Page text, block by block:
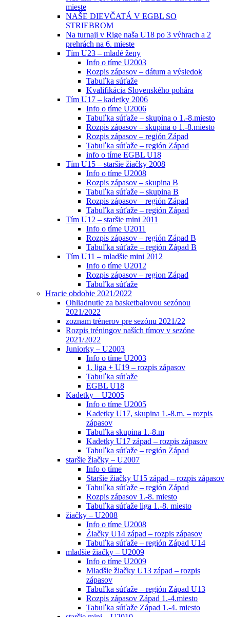
mieste
NAŠE DIEVČATÁ V EGBL SO
STRIEBROM
Na turnaji v Rige naša U18 po 3 výhrach a 2
prehrách na 6. mieste
Tím U23 – mladé ženy
Info o tíme U2003
Rozpis zápasov – dátum a výsledok
Tabuľka súťaže
Kvalifikácia Slovenského pohára
Tím U17 – kadetky 2006
Info o tíme U2006
Tabuľka súťaže – skupina o 1.-8.miesto
Rozpis zápasov – skupina o 1.-8.miesto
Rozpis zápasov – región Západ
Tabuľka súťaže – región Západ
info o tíme EGBL U18
Tím U15 – staršie žiačky 2008
Info o tíme U2008
Rozpis zápasov – skupina B
Tabuľka súťaže – skupina B
Rozpis zápasov – región Západ
Tabuľka súťaže – región Západ
Tím U12 – staršie mini 2011
Info o tíme U2011
Rozpis zápasov – región Západ B
Tabuľka súťaže – región Západ B
Tím U11 – mladšie mini 2012
Info o tíme U2012
Rozpis zápasov – region Západ
Tabuľka súťaže
Hracie obdobie 2021/2022
Ohliadnutie za basketbalovou sezónou
2021/2022
zoznam trénerov pre sezónu 2021/22
Rozpis tréningov naších tímov v sezóne
2021/2022
Juniorky – U2003
Info o tíme U2003
1. liga + U19 – rozpis zápasov
Tabuľka súťaže
EGBL U18
Kadetky – U2005
Info o tíme U2005
Kadetky U17, skupina 1.-8.m. – rozpis
zápasov
Tabuľka skupina 1.-8.m
Kadetky U17 západ – rozpis zápasov
Tabuľka súťaže – región Západ
staršie žiačky – U2007
Info o tíme
Staršie žiačky U15 západ – rozpis zápasov
Tabuľka súťaže – región Západ
Rozpis zápasov 1.-8. miesto
Tabuľka súťaže liga 1.-8. miesto
žiačky – U2008
Info o tíme U2008
Žiačky U14 západ – rozpis zápasov
Tabuľka súťaže – región Západ U14
mladšie žiačky – U2009
Info o tíme U2009
Mladšie žiačky U13 západ – rozpis
zápasov
Tabuľka súťaže – región Západ U13
Rozpis zápasov Západ 1.-4.miesto
Tabuľka súťaže Západ 1.-4. miesto